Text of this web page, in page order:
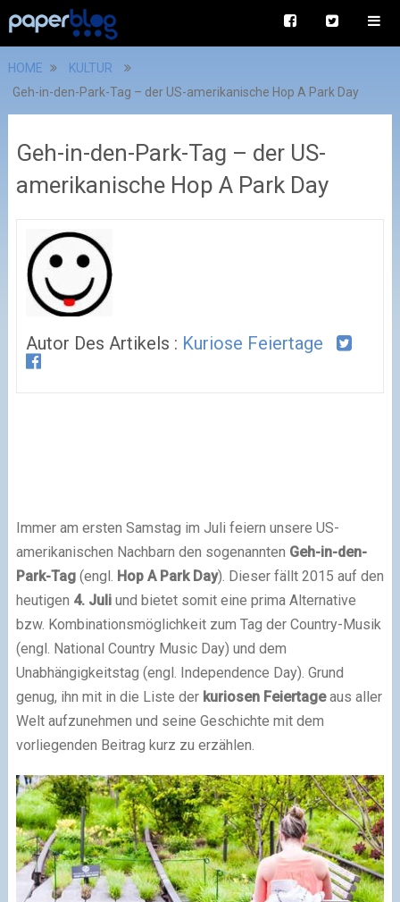
HOME
KULTUR
Geh-in-den-Park-Tag – der US-amerikanische Hop A Park Day
Geh-in-den-Park-Tag – der US-
amerikanische Hop A Park Day
Autor Des Artikels : Kuriose Feiertage
Immer am ersten Samstag im Juli feiern unsere US-
amerikanischen Nachbarn den sogenannten Geh-in-den-
Park-Tag(engl. Hop A Park Day). Dieser fällt 2015 auf den
heutigen 4. Juliund bietet somit eine prima Alternative
bzw. Kombinationsmöglichkeit zum Tag der Country-Musik
(engl. National Country Music Day) und dem
Unabhängigkeitstag (engl. Independence Day). Grund
genug, ihn mit in die Liste der kuriosen Feiertageaus aller
Welt aufzunehmen und seine Geschichte mit dem
vorliegenden Beitrag kurz zu erzählen.